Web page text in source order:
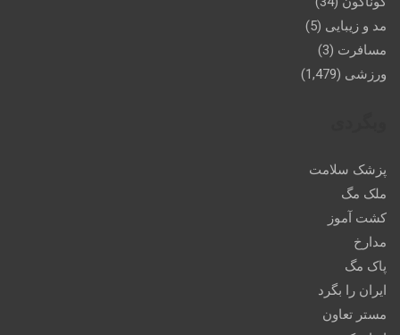
مد و زیبایی (5)
مسافرت (3)
ورزشی (1,479)
پزشک سلامت
ملک مگ
کشت آموز
مدارخ
پاک مگ
ایران را بگرد
مستر تعاون